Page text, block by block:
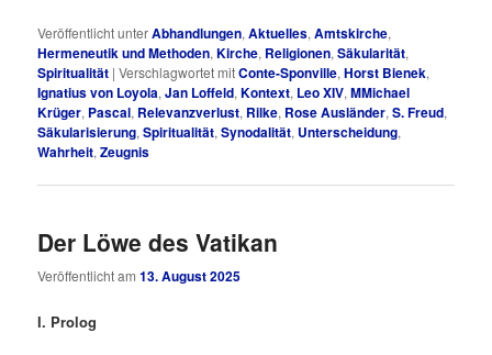
Veröffentlicht unterAbhandlungen,Aktuelles,Amtskirche,
Hermeneutik und Methoden,Kirche, Religionen,Säkularität,
Spiritualität |Verschlagwortet mitConte-Sponville,Horst Bienek,
Ignatius von Loyola,Jan Loffeld,Kontext, Leo XIV,MMichael
Krüger, Pascal, Relevanzverlust, Rilke, Rose Ausländer,S. Freud,
Säkularisierung,Spiritualität,Synodalität, Unterscheidung,
Wahrheit,Zeugnis
Der Löwe des Vatikan
Veröffentlicht am13. August 2025
I. Prolog